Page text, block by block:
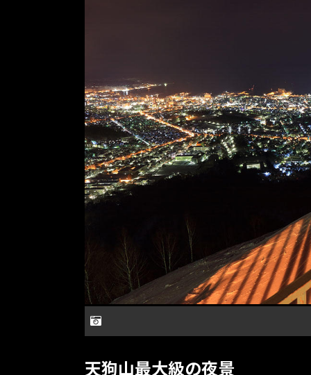
天狗山最大級の夜景